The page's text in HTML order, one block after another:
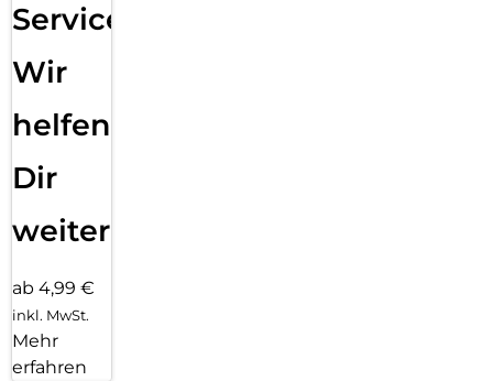
Service:
Wir
helfen
Dir
weiter
ab 4,99 €
inkl. MwSt.
Mehr
erfahren